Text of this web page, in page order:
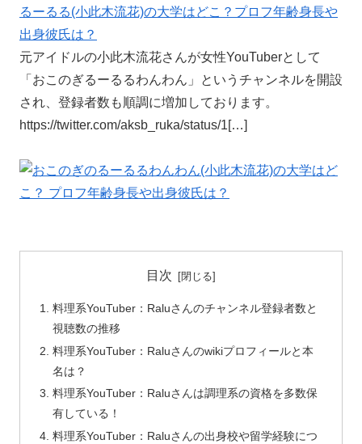
るーるる(小此木流花)の大学はどこ？プロフ年齢身長や
出身彼氏は？
元アイドルの小此木流花さんが女性YouTuberとして
「おこのぎるーるるわんわん」というチャンネルを開設
され、登録者数も順調に増加しております。
https://twitter.com/aksb_ruka/status/1[…]
目次
料理系YouTuber：Raluさんのチャンネル登録者数と
視聴数の推移
料理系YouTuber：Raluさんのwikiプロフィールと本
名は？
料理系YouTuber：Raluさんは調理系の資格を多数保
有している！
料理系YouTuber：Raluさんの出身校や留学経験につ